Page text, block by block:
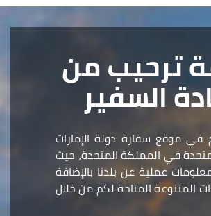
ترحيب من
السفير
في موقع سفارة دولة الإمارات
في المملكة المتحدة، حيث
عملية عن بلدنا بالإضافة
المتنوعة المتاحة لكم من خلال